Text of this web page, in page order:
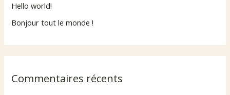
c
h
:
Hello world!
Bonjour tout le monde !
Commentaires récents